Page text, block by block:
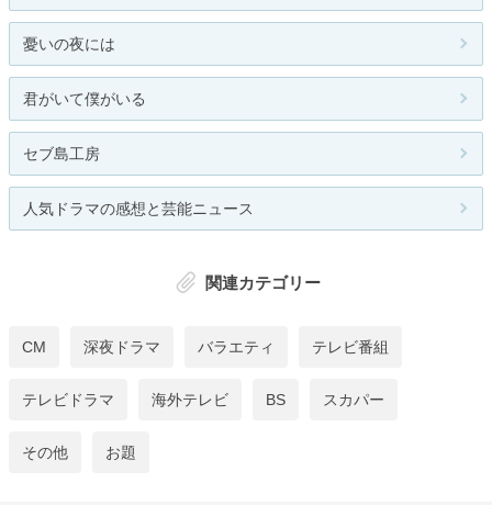
憂いの夜には
君がいて僕がいる
セブ島工房
人気ドラマの感想と芸能ニュース
関連カテゴリー
CM 深夜ドラマ バラエティ テレビ番組
テレビドラマ 海外テレビ BS スカパー
その他 お題